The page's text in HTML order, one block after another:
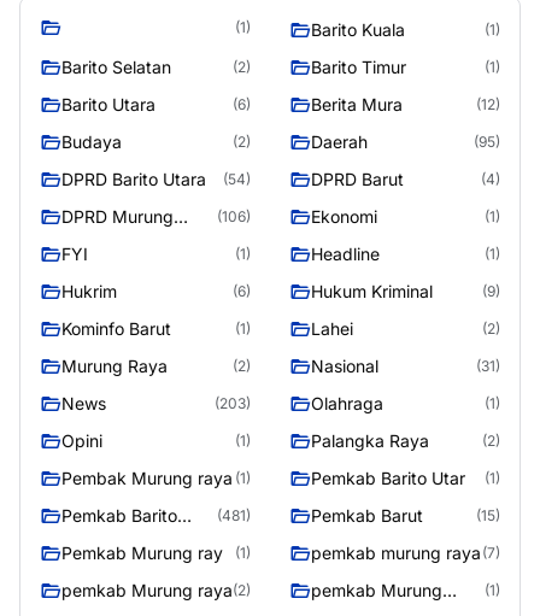
(1) Barito Kuala (1)
Barito Selatan (2) Barito Timur (1)
Barito Utara (6) Berita Mura (12)
Budaya (2) Daerah (95)
DPRD Barito Utara (54) DPRD Barut (4)
DPRD Murung
(106) Ekonomi (1)
FYI (1) Headline (1)
Hukrim (6) Hukum Kriminal (9)
Kominfo Barut (1) Lahei (2)
Murung Raya (2) Nasional (31)
News (203) Olahraga (1)
Opini (1) Palangka Raya (2)
Pembak Murung raya (1) Pemkab Barito Utar (1)
Pemkab Barito
(481) Pemkab Barut (15)
Pemkab Murung ray (1) pemkab murung raya (7)
pemkab Murung raya(2)
pemkab Murung
(1)